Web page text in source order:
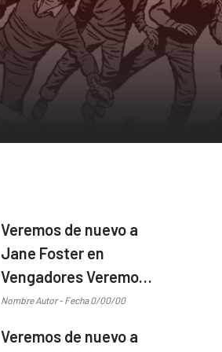
Veremos de nuevo a
Jane Foster en
Vengadores Veremos
de nuevo a Jane
...
Nombre Autor - Fecha 0/00/00
Veremos de nuevo a